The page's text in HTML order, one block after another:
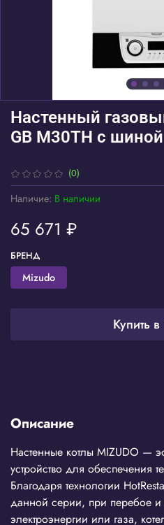
(0)
Наличие: В наличии
Настенный
GB M30ТH c
65 671 ₽
Купить
БРЕНД
Mizudo
Описание
Настенные котлы MIZUDO —
устройство для обеспечения
Благодаря технологии
данной серии, при перебое
электроэнергии или газа,